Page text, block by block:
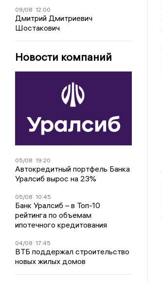
09/08 12:00
Дмитрий Дмитриевич
Шостакович
Новости компаний
05/08 19:20
Автокредитный портфель Банка
Уралсиб вырос на 23%
05/08 10:45
Банк Уралсиб – в Топ-10
рейтинга по объемам
ипотечного кредитования
04/08 17:45
ВТБ поддержал строительство
новых жилых домов